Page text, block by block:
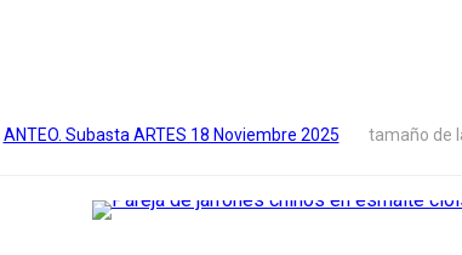
ANTEO. Subasta ARTES 18 Noviembre 2025 tamaño de